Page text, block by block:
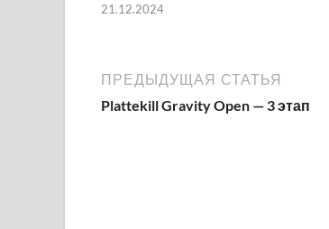
21.12.2024
ПРЕДЫДУЩАЯ СТАТЬЯ
Plattekill Gravity Open — 3 этап